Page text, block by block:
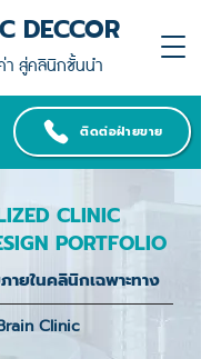
สู่คลินิกชั้นนำ
DECCOR
ติดต่อฝ่ายขาย
CLINIC
PORTFOLIO
ยในคลินิกเฉพาะทาง
Clinic